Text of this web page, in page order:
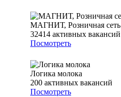
МАГНИТ, Розничная сеть
32414 активных вакансий
Посмотреть
Логика молока
200 активных вакансий
Посмотреть